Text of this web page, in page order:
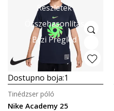
Részletek
Összehasonlítás
Brzi Pregled
Dostupno boja:1
Nike Academy 25
Tinédzser póló